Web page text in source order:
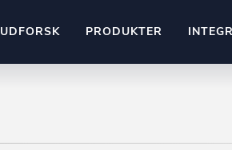
UDFORSK PRODUKTER